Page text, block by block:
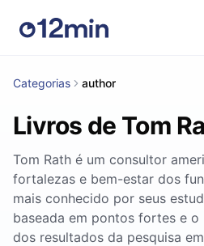
Categorias author
Livros de Tom
Tom Rath é um consultor
fortalezas e bem-estar dos
mais conhecido por seus
baseada em pontos fortes e o
dos resultados da pesquisa